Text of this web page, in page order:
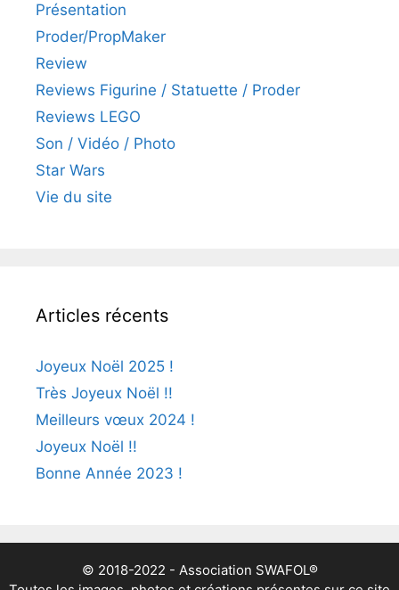
Présentation
Proder/PropMaker
Review
Reviews Figurine / Statuette / Proder
Reviews LEGO
Son / Vidéo / Photo
Star Wars
Vie du site
Articles récents
Joyeux Noël 2025 !
Très Joyeux Noël !!
Meilleurs vœux 2024 !
Joyeux Noël !!
Bonne Année 2023 !
© 2018-2022 - Association SWAFOL®